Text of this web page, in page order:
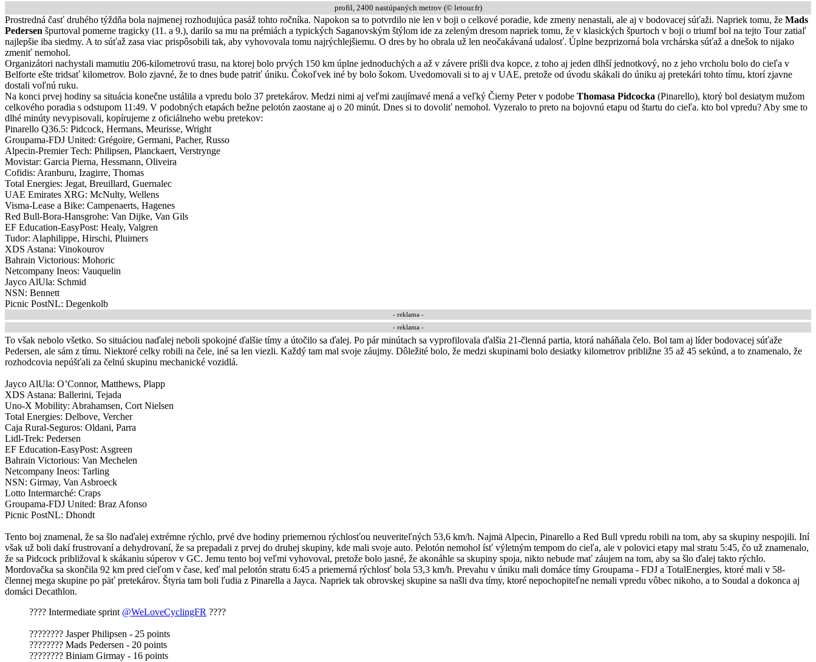
profil, 2400 nastúpaných metrov (© letour.fr)
Prostredná časť druhého týždňa bola najmenej rozhodujúca pasáž tohto ročníka. Napokon sa to potvrdilo nie len v boji o celkové poradie, kde zmeny nenastali, ale aj v bodovacej súťaži. Napriek tomu, že Mads
Pedersen špurtoval pomerne tragicky (11. a 9.), darilo sa mu na prémiách a typických Saganovským štýlom ide za zeleným dresom napriek tomu, že v klasických špurtoch v boji o triumf bol na tejto Tour zatiaľ
najlepšie iba siedmy. A to súťaž zasa viac prispôsobili tak, aby vyhovovala tomu najrýchlejšiemu. O dres by ho obrala už len neočakávaná udalosť. Úplne bezprizorná bola vrchárska súťaž a dnešok to nijako
zmeniť nemohol.
Organizátori nachystali mamutiu 206-kilometrovú trasu, na ktorej bolo prvých 150 km úplne jednoduchých a až v závere prišli dva kopce, z toho aj jeden dlhší jednotkový, no z jeho vrcholu bolo do cieľa v
Belforte ešte tridsať kilometrov. Bolo zjavné, že to dnes bude patriť úniku. Čokoľvek iné by bolo šokom. Uvedomovali si to aj v UAE, pretože od úvodu skákali do úniku aj pretekári tohto tímu, ktorí zjavne
dostali voľnú ruku.
Na konci prvej hodiny sa situácia konečne ustálila a vpredu bolo 37 pretekárov. Medzi nimi aj veľmi zaujímavé mená a veľký Čierny Peter v podobe Thomasa Pidcocka (Pinarello), ktorý bol desiatym mužom
celkového poradia s odstupom 11:49. V podobných etapách bežne pelotón zaostane aj o 20 minút. Dnes si to dovoliť nemohol. Vyzeralo to preto na bojovnú etapu od štartu do cieľa. kto bol vpredu? Aby sme to
dlhé minúty nevypisovali, kopírujeme z oficiálneho webu pretekov:
Pinarello Q36.5: Pidcock, Hermans, Meurisse, Wright
Groupama-FDJ United: Grégoire, Germani, Pacher, Russo
Alpecin-Premier Tech: Philipsen, Planckaert, Verstrynge
Movistar: Garcia Pierna, Hessmann, Oliveira
Cofidis: Aranburu, Izagirre, Thomas
Total Energies: Jegat, Breuillard, Guernalec
UAE Emirates XRG: McNulty, Wellens
Visma-Lease a Bike: Campenaerts, Hagenes
Red Bull-Bora-Hansgrohe: Van Dijke, Van Gils
EF Education-EasyPost: Healy, Valgren
Tudor: Alaphilippe, Hirschi, Pluimers
XDS Astana: Vinokourov
Bahrain Victorious: Mohoric
Netcompany Ineos: Vauquelin
Jayco AlUla: Schmid
NSN: Bennett
Picnic PostNL: Degenkolb
- reklama -
- reklama -
To však nebolo všetko. So situáciou naďalej neboli spokojné ďalšie tímy a útočilo sa ďalej. Po pár minútach sa vyprofilovala ďalšia 21-členná partia, ktorá naháňala čelo. Bol tam aj líder bodovacej súťaže
Pedersen, ale sám z tímu. Niektoré celky robili na čele, iné sa len viezli. Každý tam mal svoje záujmy. Dôležité bolo, že medzi skupinami bolo desiatky kilometrov približne 35 až 45 sekúnd, a to znamenalo, že
rozhodcovia nepúšťali za čelnú skupinu mechanické vozidlá.
Jayco AlUla: O’Connor, Matthews, Plapp
XDS Astana: Ballerini, Tejada
Uno-X Mobility: Abrahamsen, Cort Nielsen
Total Energies: Delbove, Vercher
Caja Rural-Seguros: Oldani, Parra
Lidl-Trek: Pedersen
EF Education-EasyPost: Asgreen
Bahrain Victorious: Van Mechelen
Netcompany Ineos: Tarling
NSN: Girmay, Van Asbroeck
Lotto Intermarché: Craps
Groupama-FDJ United: Braz Afonso
Picnic PostNL: Dhondt
Tento boj znamenal, že sa šlo naďalej extrémne rýchlo, prvé dve hodiny priemernou rýchlosťou neuveriteľných 53,6 km/h. Najmä Alpecin, Pinarello a Red Bull vpredu robili na tom, aby sa skupiny nespojili. Iní
však už boli dakí frustrovaní a dehydrovaní, že sa prepadali z prvej do druhej skupiny, kde mali svoje auto. Pelotón nemohol ísť výletným tempom do cieľa, ale v polovici etapy mal stratu 5:45, čo už znamenalo,
že sa Pidcock približoval k skákaniu súperov v GC. Jemu tento boj veľmi vyhovoval, pretože bolo jasné, že akonáhle sa skupiny spoja, nikto nebude mať záujem na tom, aby sa šlo ďalej takto rýchlo.
Mordovačka sa skončila 92 km pred cieľom v čase, keď mal pelotón stratu 6:45 a priemerná rýchlosť bola 53,3 km/h. Prevahu v úniku mali domáce tímy Groupama - FDJ a TotalEnergies, ktoré mali v 58-
člennej mega skupine po päť pretekárov. Štyria tam boli ľudia z Pinarella a Jayca. Napriek tak obrovskej skupine sa našli dva tímy, ktoré nepochopiteľne nemali vpredu vôbec nikoho, a to Soudal a dokonca aj
domáci Decathlon.
???? Intermediate sprint @WeLoveCyclingFR ????
???????? Jasper Philipsen - 25 points
???????? Mads Pedersen - 20 points
???????? Biniam Girmay - 16 points